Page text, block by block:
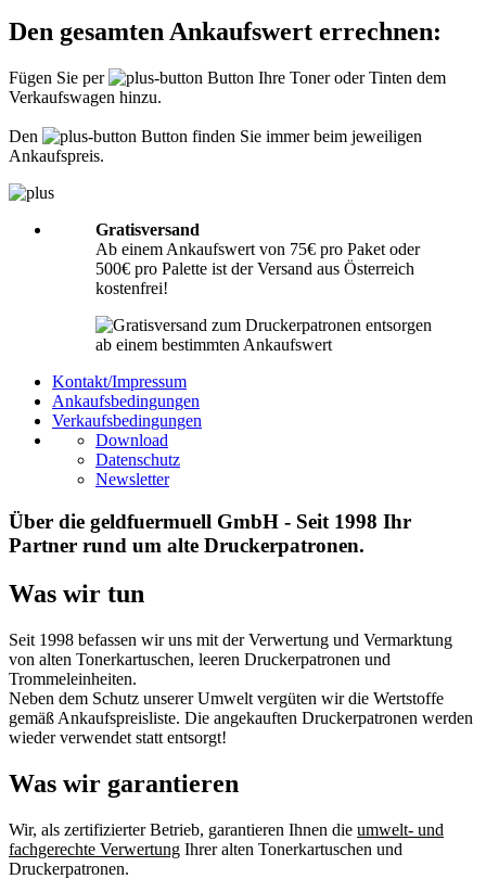
Bitte legen Sie Ihrer Lieferung immer den
Angaben bei: Firmenname, Ansprechpartner, Adresse, Telefon- und
Faxnummer, Email-Adresse und Steuernummer. Falls Sie als Privatperson
senden, benötigen wir nur Ihren Namen, Adresse, Telefonnummer und
Tinten ist nicht erforderlich.
Den gesamten Ankaufswert errechnen:
Fügen Sie per
Button Ihre Toner oder Tinten dem
Verkaufswagen hinzu.
Den
Button finden Sie immer beim jeweiligen
Ankaufspreis.
Gratisversand
Ab einem Ankaufswert von 75€ pro Paket oder
500€ pro Palette ist der Versand aus Österreich
kostenfrei!
Kontakt/Impressum
Ankaufsbedingungen
Verkaufsbedingungen
Download
Datenschutz
Newsletter
Über die geldfuermuell GmbH - Seit 1998 Ihr
Partner rund um alte Druckerpatronen.
Was wir tun
Seit 1998 befassen wir uns mit der Verwertung und Vermarktung
von alten Tonerkartuschen, leeren Druckerpatronen und
Trommeleinheiten.
Neben dem Schutz unserer Umwelt vergüten wir die Wertstoffe
gemäß Ankaufspreisliste. Die angekauften Druckerpatronen werden
wieder verwendet statt entsorgt!
Was wir garantieren
Wir, als zertifizierter Betrieb, garantieren Ihnen die umwelt- und
fachgerechte Verwertung Ihrer alten Tonerkartuschen und
Druckerpatronen.